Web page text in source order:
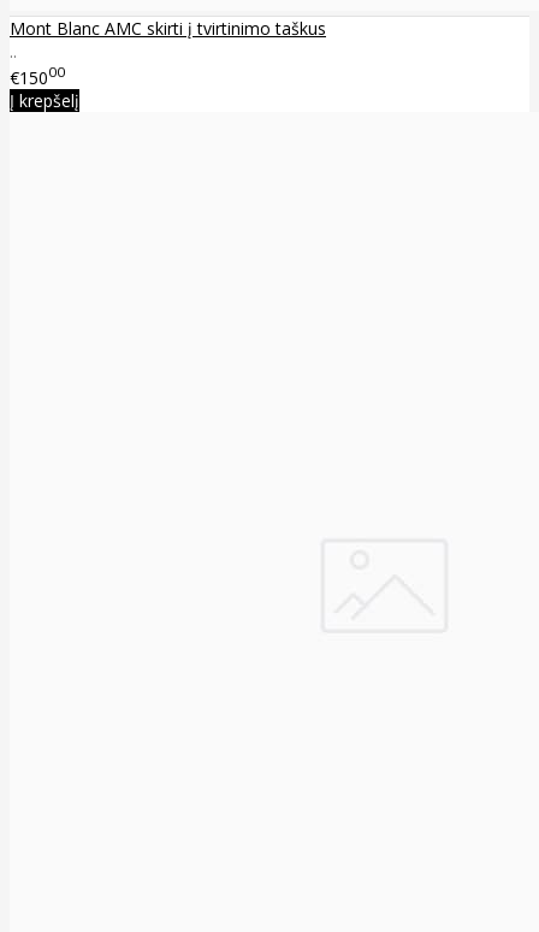
Mont Blanc AMC skirti į tvirtinimo taškus
..
€15000
Į krepšelį